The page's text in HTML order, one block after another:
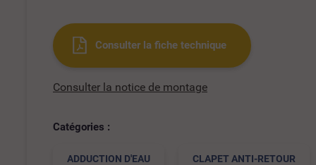
Consulter la fiche technique
Consulter la notice de montage
Catégories :
ADDUCTION D'EAU CLAPET ANTI-RETOUR